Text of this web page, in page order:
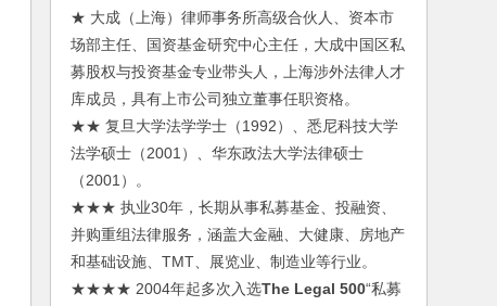
★ 大成（上海）律师事务所高级合伙人、资本市
场部主任、国资基金研究中心主任，大成中国区私
募股权与投资基金专业带头人，上海涉外法律人才
库成员，具有上市公司独立董事任职资格。
★★ 复旦大学法学学士（1992）、悉尼科技大学
法学硕士（2001）、华东政法大学法律硕士
（2001）。
★★★ 执业30年，长期从事私募基金、投融资、
并购重组法律服务，涵盖大金融、大健康、房地产
和基础设施、TMT、展览业、制造业等行业。
★★★★ 2004年起多次入选The Legal 500“私募